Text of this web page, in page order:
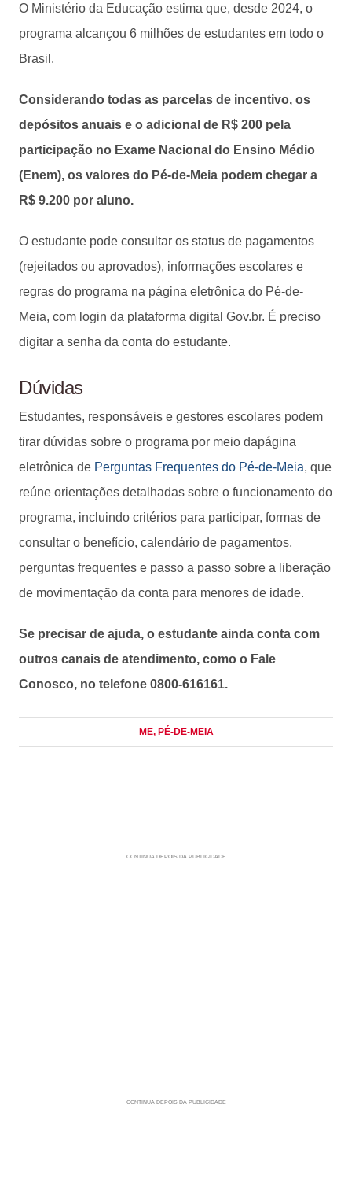
O Ministério da Educação estima que, desde 2024, o
programa alcançou 6 milhões de estudantes em todo o
Brasil.
Considerando todas as parcelas de incentivo, os
depósitos anuais e o adicional de R$ 200 pela
participação no Exame Nacional do Ensino Médio
(Enem), os valores do Pé-de-Meia podem chegar a
R$ 9.200 por aluno.
O estudante pode consultar os status de pagamentos
(rejeitados ou aprovados), informações escolares e
regras do programa na página eletrônica do Pé-de-
Meia, com login da plataforma digital Gov.br. É preciso
digitar a senha da conta do estudante.
Dúvidas
Estudantes, responsáveis e gestores escolares podem
tirar dúvidas sobre o programa por meio dapágina
eletrônica de Perguntas Frequentes do Pé-de-Meia, que
reúne orientações detalhadas sobre o funcionamento do
programa, incluindo critérios para participar, formas de
consultar o benefício, calendário de pagamentos,
perguntas frequentes e passo a passo sobre a liberação
de movimentação da conta para menores de idade.
Se precisar de ajuda, o estudante ainda conta com
outros canais de atendimento, como o Fale
Conosco, no telefone 0800-616161.
ME, PÉ-DE-MEIA